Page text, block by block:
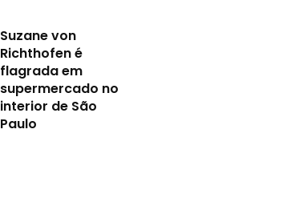
Suzane von
Richthofen é
flagrada em
supermercado no
interior de São
Paulo